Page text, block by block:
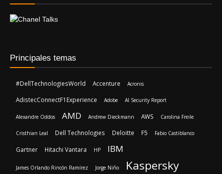
Principales temas
#DellTechnologiesWorld Accenture Acronis
AdistecConnectF1Experience Adobe AI Security Report
Alexandre Oddos AMD Andrew Dieckmann AWS Carolina Freile
Cristhian Leal Dell Technologies Deloitte F5 Fabio Castiblanco
Gartner Hitachi Vantara HP IBM
James Orlando Rincón Ramírez Jorge Niño Kaspersky